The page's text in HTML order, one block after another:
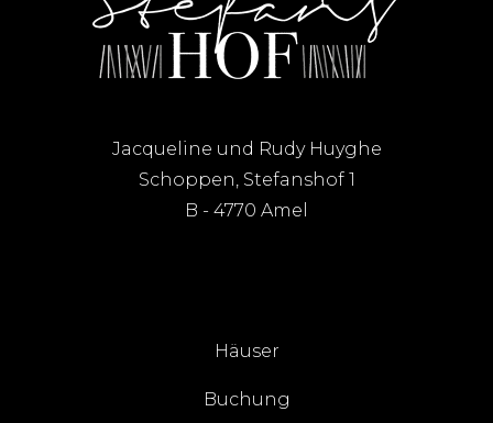
Jacqueline und Rudy Huyghe
Schoppen, Stefanshof 1
B - 4770 Amel
Häuser
Buchung